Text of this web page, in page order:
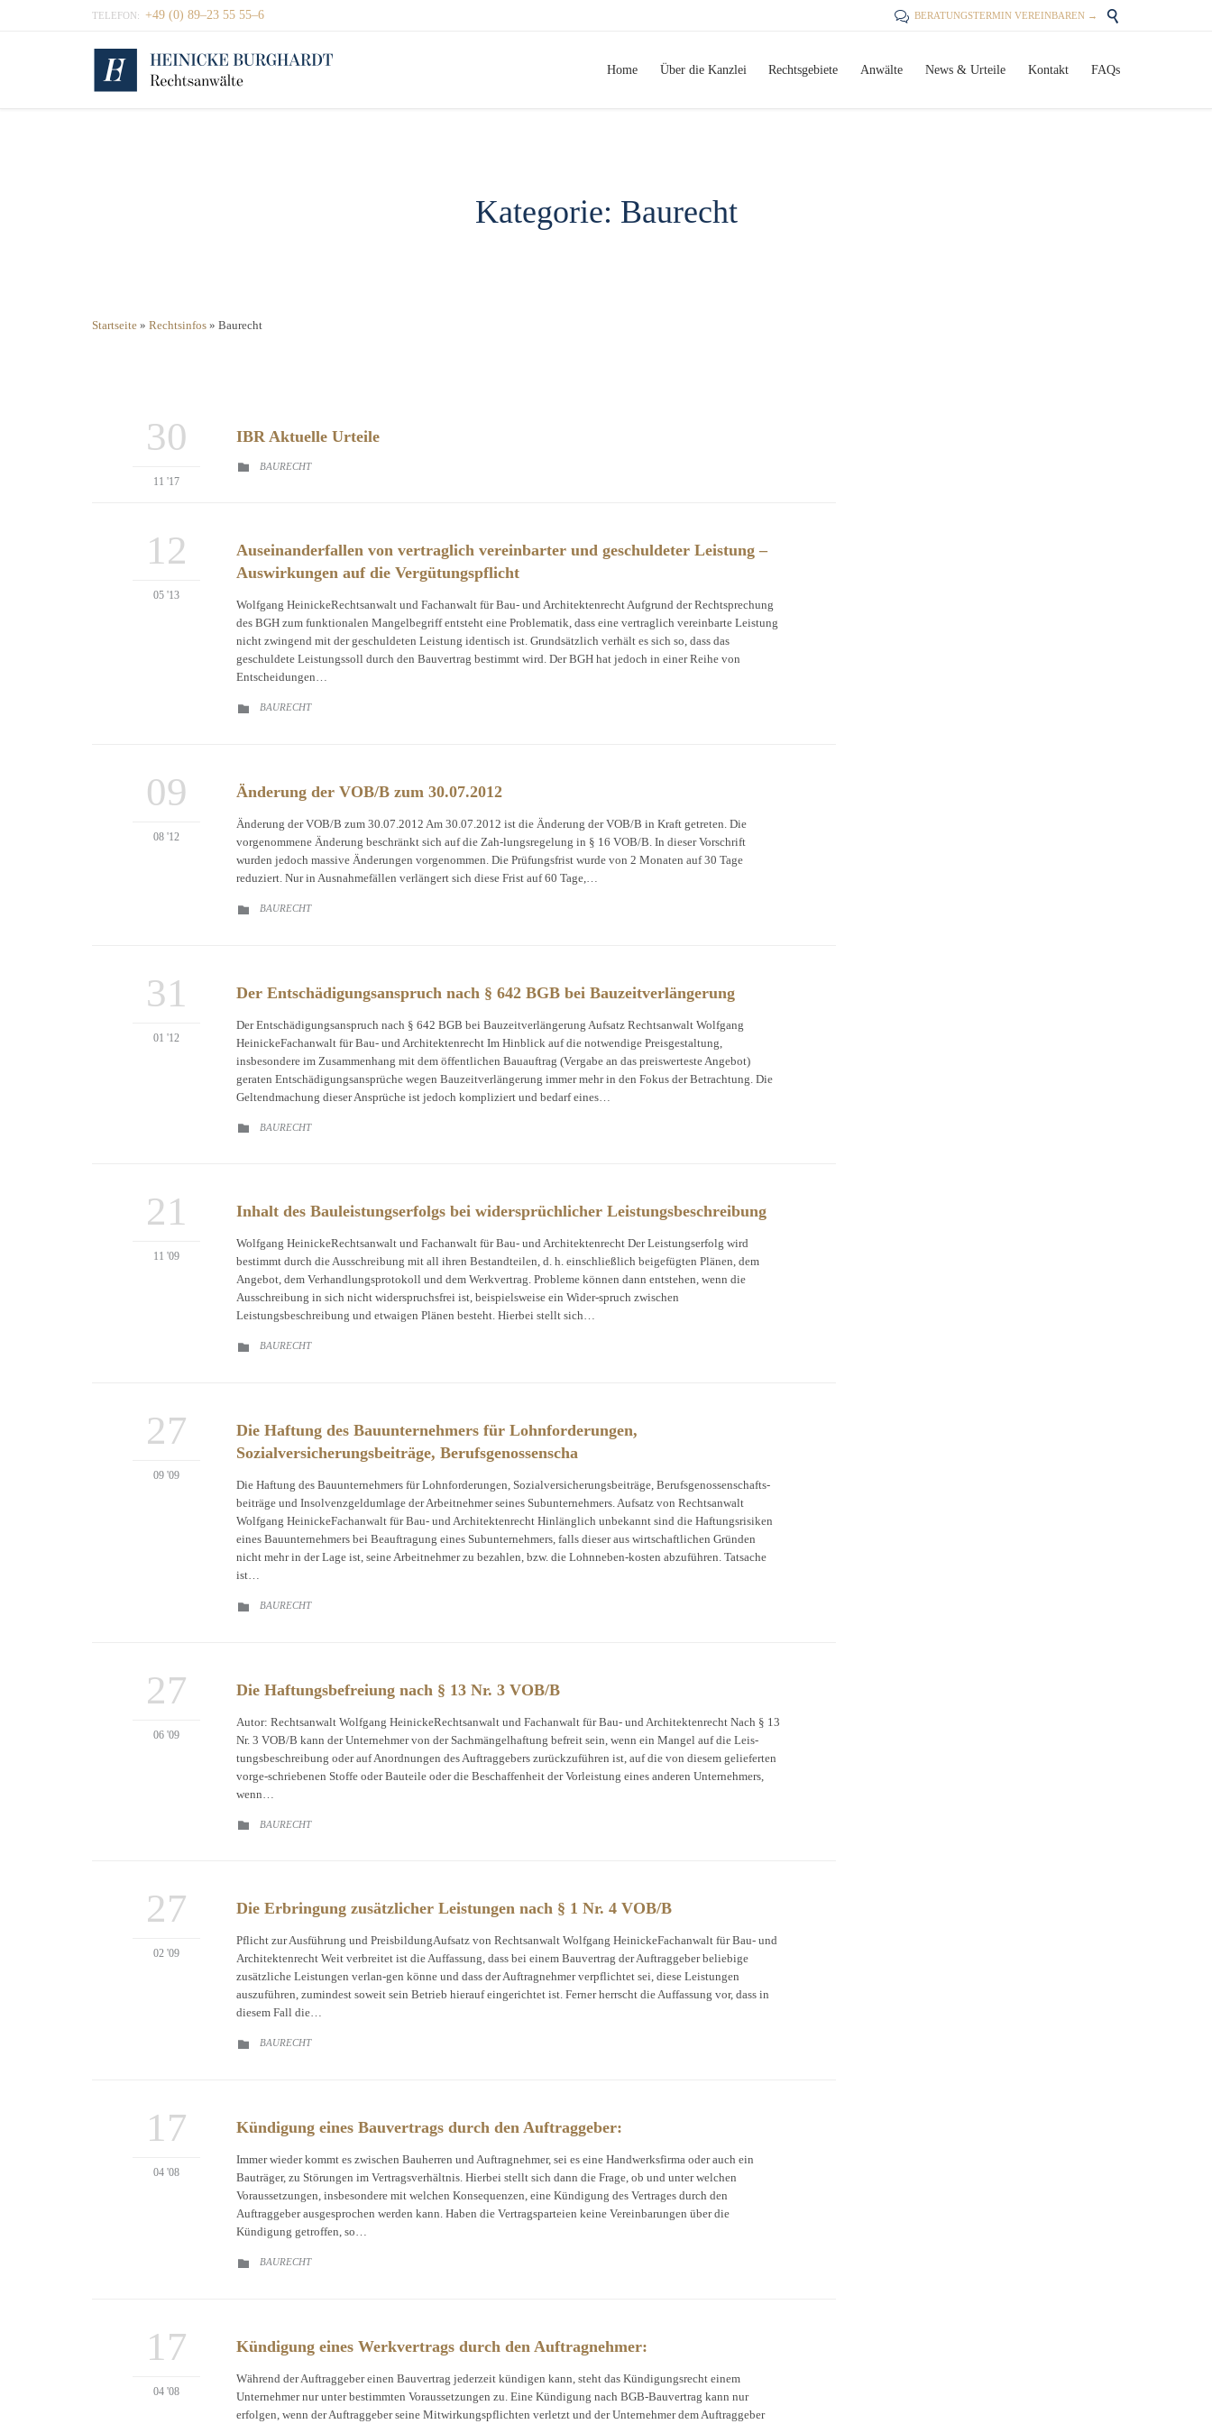
TELEFON: +49 (0) 89–23 55 55–6  BERATUNGSTERMIN VEREINBAREN → 
Home Über die Kanzlei Rechtsgebiete Anwälte News & Urteile Kontakt FAQs
Kategorie: Baurecht
Startseite » Rechtsinfos » Baurecht
30
11 '17
IBR Aktuelle Urteile
 CATEGORY
BAURECHT
12
05 '13
Auseinanderfallen von vertraglich vereinbarter und geschuldeter Leistung –
Auswirkungen auf die Vergütungspflicht
Wolfgang HeinickeRechtsanwalt und Fachanwalt für Bau- und Architektenrecht Aufgrund der Rechtsprechung
des BGH zum funktionalen Mangelbegriff entsteht eine Problematik, dass eine vertraglich vereinbarte Leistung
nicht zwingend mit der geschuldeten Leistung identisch ist. Grundsätzlich verhält es sich so, dass das
geschuldete Leistungssoll durch den Bauvertrag bestimmt wird. Der BGH hat jedoch in einer Reihe von
Entscheidungen…
 CATEGORY
BAURECHT
09
08 '12
Änderung der VOB/B zum 30.07.2012
Änderung der VOB/B zum 30.07.2012 Am 30.07.2012 ist die Änderung der VOB/B in Kraft getreten. Die
vorgenommene Änderung beschränkt sich auf die Zah-lungsregelung in § 16 VOB/B. In dieser Vorschrift
wurden jedoch massive Änderungen vorgenommen. Die Prüfungsfrist wurde von 2 Monaten auf 30 Tage
reduziert. Nur in Ausnahmefällen verlängert sich diese Frist auf 60 Tage,…
 CATEGORY
BAURECHT
31
01 '12
Der Entschädigungsanspruch nach § 642 BGB bei Bauzeitverlängerung
Der Entschädigungsanspruch nach § 642 BGB bei Bauzeitverlängerung Aufsatz Rechtsanwalt Wolfgang
HeinickeFachanwalt für Bau- und Architektenrecht Im Hinblick auf die notwendige Preisgestaltung,
insbesondere im Zusammenhang mit dem öffentlichen Bauauftrag (Vergabe an das preiswerteste Angebot)
geraten Entschädigungsansprüche wegen Bauzeitverlängerung immer mehr in den Fokus der Betrachtung. Die
Geltendmachung dieser Ansprüche ist jedoch kompliziert und bedarf eines…
 CATEGORY
BAURECHT
21
11 '09
Inhalt des Bauleistungserfolgs bei widersprüchlicher Leistungsbeschreibung
Wolfgang HeinickeRechtsanwalt und Fachanwalt für Bau- und Architektenrecht Der Leistungserfolg wird
bestimmt durch die Ausschreibung mit all ihren Bestandteilen, d. h. einschließlich beigefügten Plänen, dem
Angebot, dem Verhandlungsprotokoll und dem Werkvertrag. Probleme können dann entstehen, wenn die
Ausschreibung in sich nicht widerspruchsfrei ist, beispielsweise ein Wider-spruch zwischen
Leistungsbeschreibung und etwaigen Plänen besteht. Hierbei stellt sich…
 CATEGORY
BAURECHT
27
09 '09
Die Haftung des Bauunternehmers für Lohnforderungen,
Sozialversicherungsbeiträge, Berufsgenossenscha
Die Haftung des Bauunternehmers für Lohnforderungen, Sozialversicherungsbeiträge, Berufsgenossenschafts-
beiträge und Insolvenzgeldumlage der Arbeitnehmer seines Subunternehmers. Aufsatz von Rechtsanwalt
Wolfgang HeinickeFachanwalt für Bau- und Architektenrecht Hinlänglich unbekannt sind die Haftungsrisiken
eines Bauunternehmers bei Beauftragung eines Subunternehmers, falls dieser aus wirtschaftlichen Gründen
nicht mehr in der Lage ist, seine Arbeitnehmer zu bezahlen, bzw. die Lohnneben-kosten abzuführen. Tatsache
ist…
 CATEGORY
BAURECHT
27
06 '09
Die Haftungsbefreiung nach § 13 Nr. 3 VOB/B
Autor: Rechtsanwalt Wolfgang HeinickeRechtsanwalt und Fachanwalt für Bau- und Architektenrecht Nach § 13
Nr. 3 VOB/B kann der Unternehmer von der Sachmängelhaftung befreit sein, wenn ein Mangel auf die Leis-
tungsbeschreibung oder auf Anordnungen des Auftraggebers zurückzuführen ist, auf die von diesem gelieferten
vorge-schriebenen Stoffe oder Bauteile oder die Beschaffenheit der Vorleistung eines anderen Unternehmers,
wenn…
 CATEGORY
BAURECHT
27
02 '09
Die Erbringung zusätzlicher Leistungen nach § 1 Nr. 4 VOB/B
Pflicht zur Ausführung und PreisbildungAufsatz von Rechtsanwalt Wolfgang HeinickeFachanwalt für Bau- und
Architektenrecht Weit verbreitet ist die Auffassung, dass bei einem Bauvertrag der Auftraggeber beliebige
zusätzliche Leistungen verlan-gen könne und dass der Auftragnehmer verpflichtet sei, diese Leistungen
auszuführen, zumindest soweit sein Betrieb hierauf eingerichtet ist. Ferner herrscht die Auffassung vor, dass in
diesem Fall die…
 CATEGORY
BAURECHT
17
04 '08
Kündigung eines Bauvertrags durch den Auftraggeber:
Immer wieder kommt es zwischen Bauherren und Auftragnehmer, sei es eine Handwerksfirma oder auch ein
Bauträger, zu Störungen im Vertragsverhältnis. Hierbei stellt sich dann die Frage, ob und unter welchen
Voraussetzungen, insbesondere mit welchen Konsequenzen, eine Kündigung des Vertrages durch den
Auftraggeber ausgesprochen werden kann. Haben die Vertragsparteien keine Vereinbarungen über die
Kündigung getroffen, so…
 CATEGORY
BAURECHT
17
04 '08
Kündigung eines Werkvertrags durch den Auftragnehmer:
Während der Auftraggeber einen Bauvertrag jederzeit kündigen kann, steht das Kündigungsrecht einem
Unternehmer nur unter bestimmten Voraussetzungen zu. Eine Kündigung nach BGB-Bauvertrag kann nur
erfolgen, wenn der Auftraggeber seine Mitwirkungspflichten verletzt und der Unternehmer dem Auftraggeber